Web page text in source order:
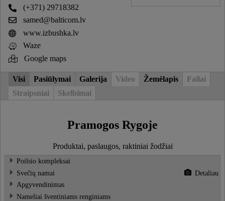
(+371) 29718382
samed@balticom.lv
www.izbushka.lv
Waze
Google maps
Visi Pasiūlymai Galerija Video Žemėlapis
Failai
Straipsniai
Skelbimai
Pramogos Rygoje
Produktai, paslaugos, raktiniai žodžiai
Poilsio kompleksai
Svečių namai
Detaliau
Apgyvendinimas
Nameliai šventiniams renginiams